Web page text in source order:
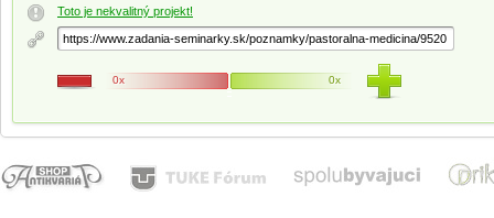
Toto je nekvalitný projekt!
0x 0x